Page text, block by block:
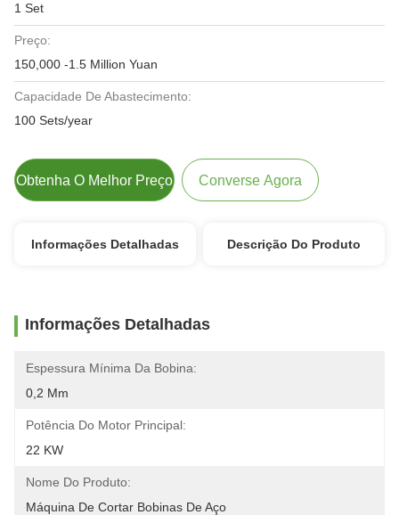
1 Set
Preço:
150,000 -1.5 Million Yuan
Capacidade De Abastecimento:
100 Sets/year
Obtenha O Melhor Preço Converse Agora
Informações Detalhadas Descrição Do Produto
Informações Detalhadas
Espessura Mínima Da Bobina:
0,2 Mm
Potência Do Motor Principal:
22 KW
Nome Do Produto:
Máquina De Cortar Bobinas De Aço